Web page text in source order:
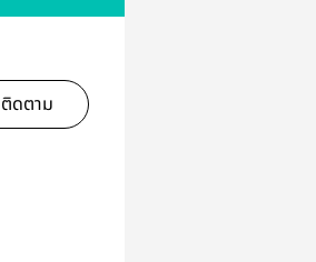
ติดตาม